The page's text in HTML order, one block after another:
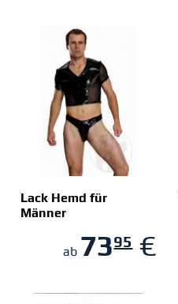
Lack Hemd für
Männer
ab 7395€